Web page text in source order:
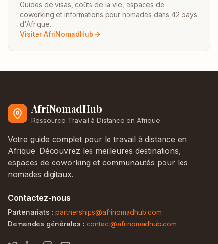
Guides de visas, coûts de la vie, espaces de
coworking et informations pour nomades dans 42 pays
d'Afrique.
Visiter AfriNomadHub
AfriNomadHub
Ressource Travail à Distance en Afrique
Votre guide complet pour le travail à distance en
Afrique. Découvrez les meilleures destinations,
espaces de coworking et communautés pour les
nomades digitaux.
Contactez-nous
Partenariats : partnerships@afrinomadhub.com
Demandes générales : contact@afrinomadhub.com